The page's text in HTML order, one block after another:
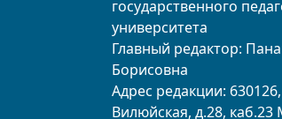
государственного
университета
Главный редактор:
Борисовна
Адрес редакции:
Вилюйская, д.28, каб.23